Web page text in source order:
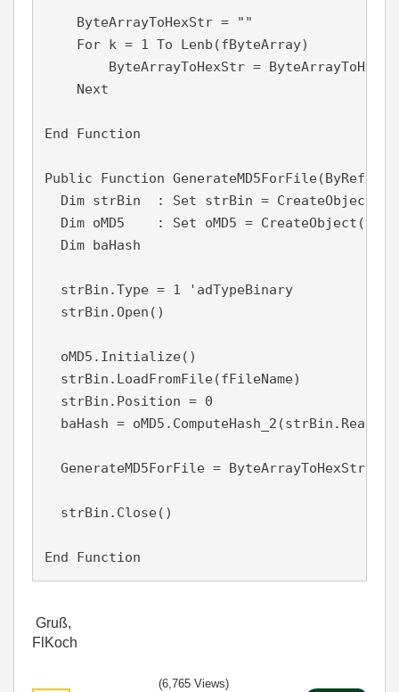
    ByteArrayToHexStr = ""
    For k = 1 To Lenb(fByteArray)
ByteArrayToHexStr =
    Next
End Function
Public Function GenerateMD5ForFile(ByRef
Dim strBin  : Set strBin =
Dim oMD5    : Set oMD5 =
  Dim baHash
  strBin.Type = 1 'adTypeBinary
  strBin.Open()
  oMD5.Initialize()
  strBin.LoadFromFile(fFileName)
  strBin.Position = 0
baHash =
GenerateMD5ForFile =
  strBin.Close()
End Function
Gruß,
FlKoch
(6,765 Views)